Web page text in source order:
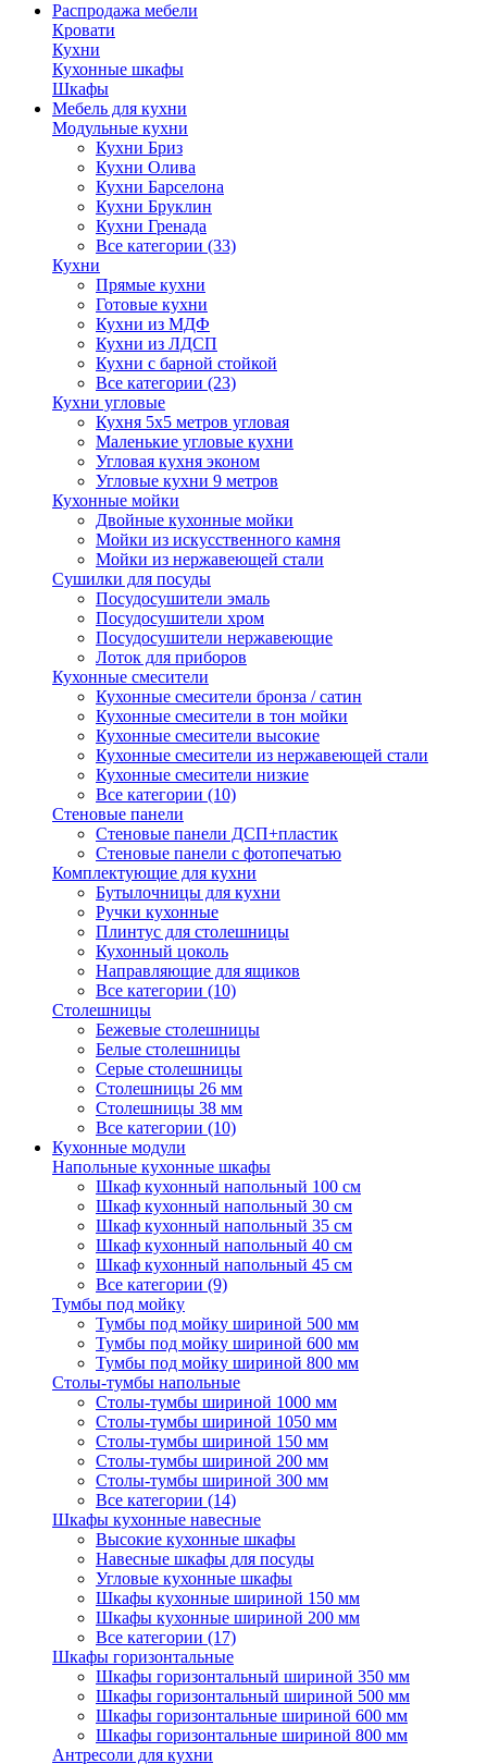
Распродажа мебели
Кровати
Кухни
Кухонные шкафы
Шкафы
Мебель для кухни
Модульные кухни
Кухни Бриз
Кухни Олива
Кухни Барселона
Кухни Бруклин
Кухни Гренада
Все категории (33)
Кухни
Прямые кухни
Готовые кухни
Кухни из МДФ
Кухни из ЛДСП
Кухни с барной стойкой
Все категории (23)
Кухни угловые
Кухня 5х5 метров угловая
Маленькие угловые кухни
Угловая кухня эконом
Угловые кухни 9 метров
Кухонные мойки
Двойные кухонные мойки
Мойки из искусственного камня
Мойки из нержавеющей стали
Сушилки для посуды
Посудосушители эмаль
Посудосушители хром
Посудосушители нержавеющие
Лоток для приборов
Кухонные смесители
Кухонные смесители бронза / сатин
Кухонные смесители в тон мойки
Кухонные смесители высокие
Кухонные смесители из нержавеющей стали
Кухонные смесители низкие
Все категории (10)
Стеновые панели
Стеновые панели ДСП+пластик
Стеновые панели с фотопечатью
Комплектующие для кухни
Бутылочницы для кухни
Ручки кухонные
Плинтус для столешницы
Кухонный цоколь
Направляющие для ящиков
Все категории (10)
Столешницы
Бежевые столешницы
Белые столешницы
Серые столешницы
Столешницы 26 мм
Столешницы 38 мм
Все категории (10)
Кухонные модули
Напольные кухонные шкафы
Шкаф кухонный напольный 100 см
Шкаф кухонный напольный 30 см
Шкаф кухонный напольный 35 см
Шкаф кухонный напольный 40 см
Шкаф кухонный напольный 45 см
Все категории (9)
Тумбы под мойку
Тумбы под мойку шириной 500 мм
Тумбы под мойку шириной 600 мм
Тумбы под мойку шириной 800 мм
Столы-тумбы напольные
Столы-тумбы шириной 1000 мм
Столы-тумбы шириной 1050 мм
Столы-тумбы шириной 150 мм
Столы-тумбы шириной 200 мм
Столы-тумбы шириной 300 мм
Все категории (14)
Шкафы кухонные навесные
Высокие кухонные шкафы
Навесные шкафы для посуды
Угловые кухонные шкафы
Шкафы кухонные шириной 150 мм
Шкафы кухонные шириной 200 мм
Все категории (17)
Шкафы горизонтальные
Шкафы горизонтальный шириной 350 мм
Шкафы горизонтальный шириной 500 мм
Шкафы горизонтальные шириной 600 мм
Шкафы горизонтальные шириной 800 мм
Антресоли для кухни